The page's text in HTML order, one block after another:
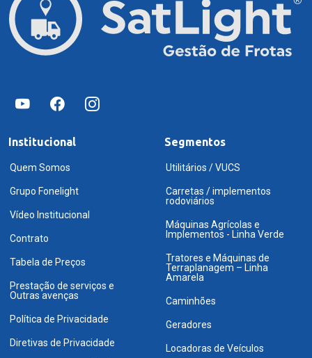
Institucional
Quem Somos
Grupo Fonelight
Vídeo Institucional
Contrato
Tabela de Preços
Prestação de serviços e
Outras avenças
Política de Privacidade
Diretivas de Privacidade
Segmentos
Utilitários / VUCS
Carretas / implementos
rodoviários
Máquinas Agrícolas e
Implementos - Linha Verde
Tratores e Máquinas de
Terraplanagem – Linha
Amarela
Caminhões
Geradores
Locadoras de Veículos